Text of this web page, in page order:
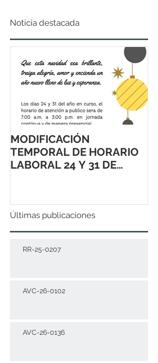
Noticia destacada
MODIFICACIÓN
TEMPORAL DE HORARIO
LABORAL 24 Y 31 DE
Últimas publicaciones
RR-25-0207
AVC-26-0102
AVC-26-0136